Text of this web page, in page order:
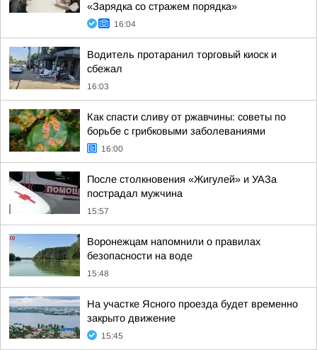
«Зарядка со стражем порядка»
16:04
Водитель протаранил торговый киоск и
сбежал
16:03
Как спасти сливу от ржавчины: советы по
борьбе с грибковыми заболеваниями
16:00
После столкновения «Жигулей» и УАЗа
пострадал мужчина
15:57
Воронежцам напомнили о правилах
безопасности на воде
15:48
На участке Ясного проезда будет временно
закрыто движение
15:45